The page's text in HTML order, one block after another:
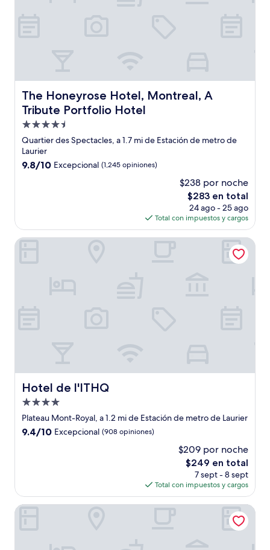
The Honeyrose Hotel, Montreal, A
Tribute Portfolio Hotel
The Honeyrose Hotel, Montreal, A Tribute Portfolio
Propiedad
de
4.5
estrellas
Quartier des Spectacles, a 1.7 mi de Estación de metro de
Laurier
9.8
9.8/10 Excepcional (1,245 opiniones)
$238 por noche
El
precio
actual
es
de
$283 en total
24 ago - 25 ago
Total con impuestos y cargos
Hotel de l'ITHQ
Hotel de l'ITHQ
Propiedad
de
4.0
Plateau Mont-Royal, a 1.2 mi de Estación de metro de Laurier
9.4
9.4/10 Excepcional (908 opiniones)
$209 por noche
El
precio
actual
es
de
$249 en total
7 sept - 8 sept
Total con impuestos y cargos
Hotel de l'ITHQ
Hotel Birks Montreal